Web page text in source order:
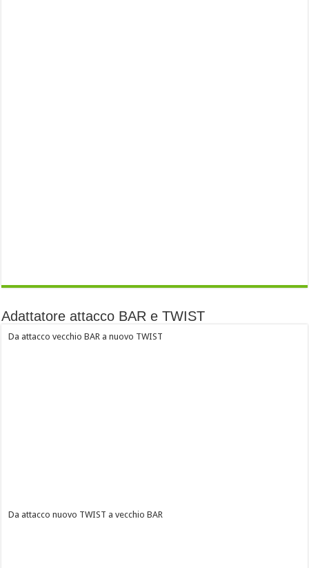
Adattatore attacco BAR e TWIST
Da attacco vecchio BAR a nuovo TWIST
Da attacco nuovo TWIST a vecchio BAR